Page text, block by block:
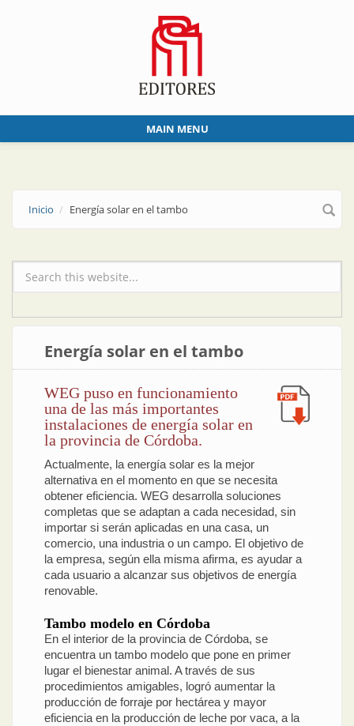
MAIN MENU
Inicio Energía solar en el tambo
Formulario de búsqueda
Energía solar en el tambo
WEG puso en funcionamiento
una de las más importantes
instalaciones de energía solar en
la provincia de Córdoba.
Actualmente, la energía solar es la mejor
alternativa en el momento en que se necesita
obtener eficiencia. WEG desarrolla soluciones
completas que se adaptan a cada necesidad, sin
importar si serán aplicadas en una casa, un
comercio, una industria o un campo. El objetivo de
la empresa, según ella misma afirma, es ayudar a
cada usuario a alcanzar sus objetivos de energía
renovable.
Tambo modelo en Córdoba
En el interior de la provincia de Córdoba, se
encuentra un tambo modelo que pone en primer
lugar el bienestar animal. A través de sus
procedimientos amigables, logró aumentar la
producción de forraje por hectárea y mayor
eficiencia en la producción de leche por vaca, a la